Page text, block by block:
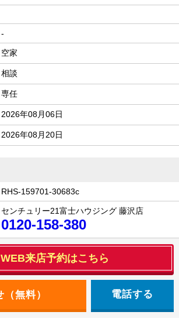
-
空家
相談
専任
2026年08月06日
2026年08月20日
RHS-159701-30683c
センチュリー21富士ハウジング 藤沢店
0120-158-380
WEB来店予約はこちら
電話する